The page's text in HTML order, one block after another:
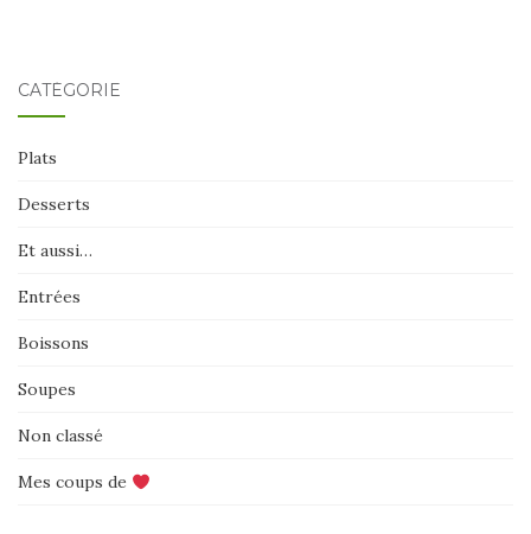
CATÉGORIE
Plats
Desserts
Et aussi…
Entrées
Boissons
Soupes
Non classé
Mes coups de